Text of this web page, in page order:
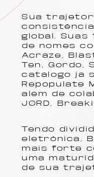
Sua
global.
de nomes
Acraze,
Ten, Gordo,
catálogo já
Repopulate
além de
JØRD,
Tendo
eletrônica,
mais forte
uma
de sua